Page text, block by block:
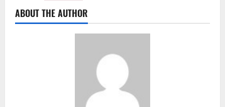
ABOUT THE AUTHOR